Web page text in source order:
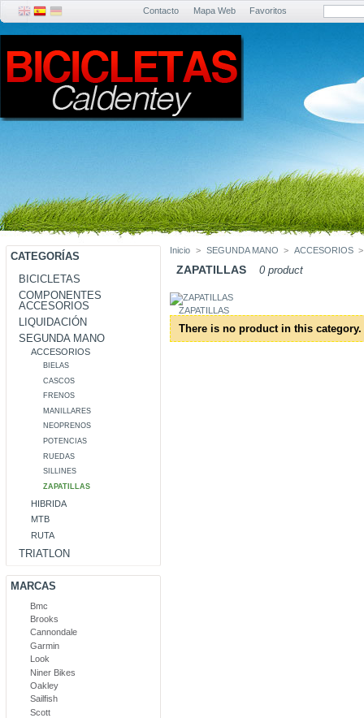
Contacto Mapa Web Favoritos
CATEGORÍAS
BICICLETAS
COMPONENTES
ACCESORIOS
LIQUIDACIÓN
SEGUNDA MANO
ACCESORIOS
BIELAS
CASCOS
FRENOS
MANILLARES
NEOPRENOS
POTENCIAS
RUEDAS
SILLINES
ZAPATILLAS
HIBRIDA
MTB
RUTA
TRIATLON
MARCAS
Bmc
Brooks
Cannondale
Garmin
Look
Niner Bikes
Oakley
Sailfish
Scott
Inicio > SEGUNDA MANO > ACCESORIOS >
ZAPATILLAS 0 product
ZAPATILLAS
There is no product in this category.